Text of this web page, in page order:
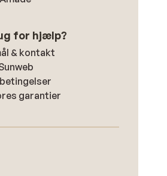
for hjælp?
& kontakt
garantier